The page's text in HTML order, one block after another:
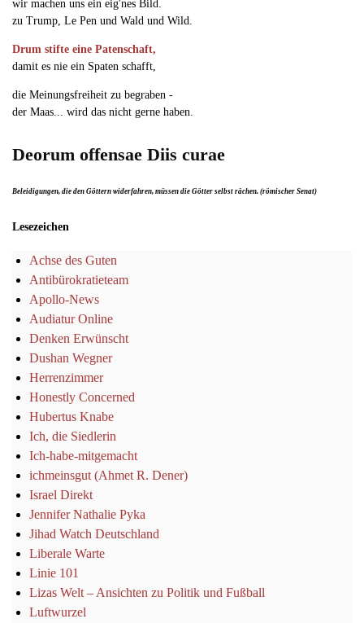
wir machen uns ein eig'nes Bild.
zu Trump, Le Pen und Wald und Wild.
Drum stifte eine Patenschaft,
damit es nie ein Spaten schafft,
die Meinungsfreiheit zu begraben -
der Maas... wird das nicht gerne haben.
Deorum offensae Diis curae
Beleidigungen, die den Göttern widerfahren, müssen die Götter selbst rächen. (römischer Senat)
Lesezeichen
Achse des Guten
Antibürokratieteam
Apollo-News
Audiatur Online
Denken Erwünscht
Dushan Wegner
Herrenzimmer
Honestly Concerned
Hubertus Knabe
Ich, die Siedlerin
Ich-habe-mitgemacht
ichmeinsgut (Ahmet R. Dener)
Israel Direkt
Jennifer Nathalie Pyka
Jihad Watch Deutschland
Liberale Warte
Linie 101
Lizas Welt – Ansichten zu Politik und Fußball
Luftwurzel